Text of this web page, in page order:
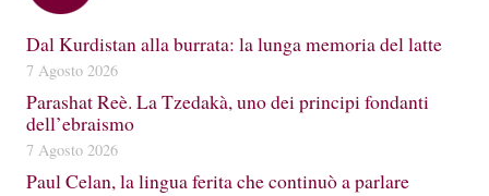
Dal Kurdistan alla burrata: la lunga memoria del latte
7 Agosto 2026
Parashat Reè. La Tzedakà, uno dei principi fondanti
dell’ebraismo
7 Agosto 2026
Paul Celan, la lingua ferita che continuò a parlare